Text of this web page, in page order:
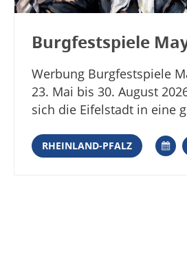
Burgfestspiele
Werbung Burgfestspiele
23. Mai bis 30. August
sich die Eifelstadt in eine
Burgfestspiele Mayen
traditionsreichsten
RHEINLAND-PFALZ